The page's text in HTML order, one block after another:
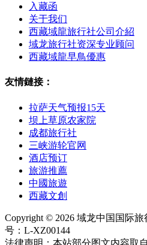
入藏函
关于我们
西藏域龍旅行社公司介紹
域龙旅行社资深专业顾问
西藏域龍早鳥優惠
友情鏈接：
拉萨天气预报15天
坝上草原农家院
成都旅行社
三峡游轮官网
酒店预订
旅游推薦
中國旅遊
西藏文創
Copyright © 2026 域龙中国国际
号：L-XZ00144
法律声明：本站部分图文内容取